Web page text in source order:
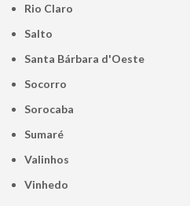
Rio Claro
Salto
Santa Bárbara d'Oeste
Socorro
Sorocaba
Sumaré
Valinhos
Vinhedo